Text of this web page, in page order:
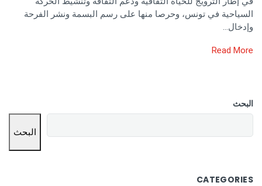
السياحية في تونس، وحرصا منها على رسم البسمة ونشر الفرحة
وإدخال…
Read More
البحث
البحث
CATEGORIES